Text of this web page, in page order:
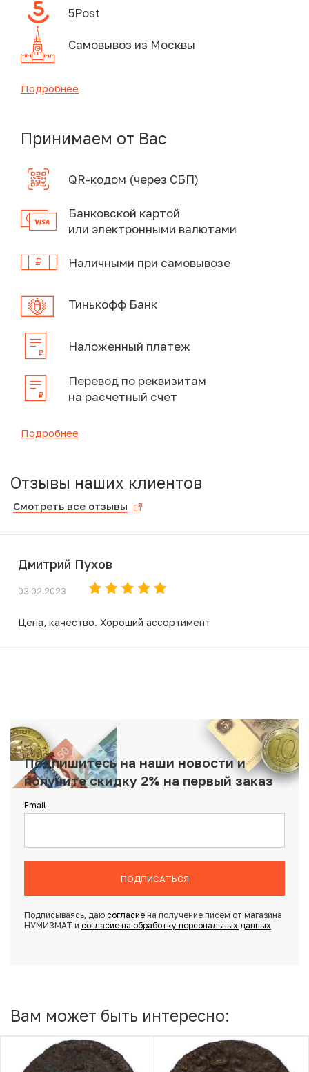
5Post
Самовывоз из Москвы
Подробнее
Принимаем от Вас
QR-кодом (через СБП)
Банковской картой
или электронными валютами
Наличными при самовывозе
Тинькофф Банк
Наложенный платеж
Перевод по реквизитам
на расчетный счет
Подробнее
Отзывы наших клиентов
Смотреть все отзывы
Дмитрий Пухов
03.02.2023
Цена, качество. Хороший ассортимент
Подпишитесь на наши новости и
получите скидку 2% на первый заказ
Email
ПОДПИСАТЬСЯ
Подписываясь, даю согласиена получение писем от магазина
НУМИЗМАТ и согласие на обработку персональных данных
Вам может быть интересно: